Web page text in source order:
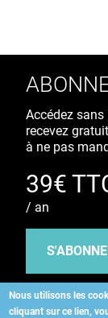
Nous utilisons les
cliquant sur ce lien,
Accédez
recevez
à ne pas
39€
/ an